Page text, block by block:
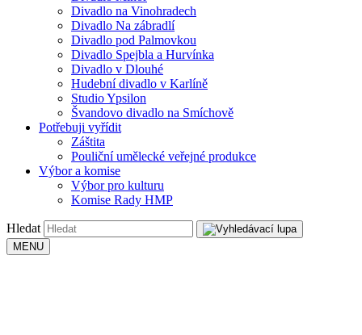
Divadlo na Vinohradech
Divadlo Na zábradlí
Divadlo pod Palmovkou
Divadlo Spejbla a Hurvínka
Divadlo v Dlouhé
Hudební divadlo v Karlíně
Studio Ypsilon
Švandovo divadlo na Smíchově
Potřebuji vyřídit
Záštita
Pouliční umělecké veřejné produkce
Výbor a komise
Výbor pro kulturu
Komise Rady HMP
Hledat
MENU